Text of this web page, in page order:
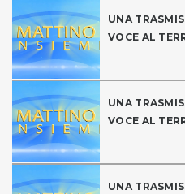
UNA
VOCE AL
UNA
VOCE AL
UNA